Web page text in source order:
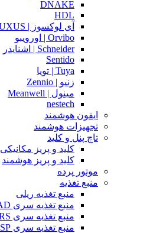
DNAKE
HDL
آی لوکسوز | I LUXUS
Orvibo | اورویبو
Schneider | اشنایدر
Sentido
Tuya | تویا
زنیو | Zennio
مینول | Meanwell
nestech
ایفون هوشمند
تجهیزات هوشمند
تاچ پنل و کلید
کلید و پریز مکانیکی
کلید و پریز هوشمند
موتور پرده
منبع تغذیه
منبع تغذیه ریلی
منبع تغذیه سری AD
منبع تغذیه سری LRS
منبع تغذیه سری RSP